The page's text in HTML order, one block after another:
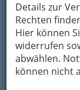
Details zur
Rechten
Hier können
widerrufen
abwählen.
können nicht